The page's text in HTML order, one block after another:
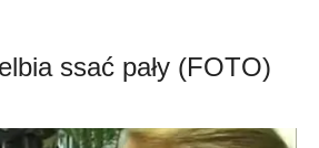
ssać pały (FOTO)